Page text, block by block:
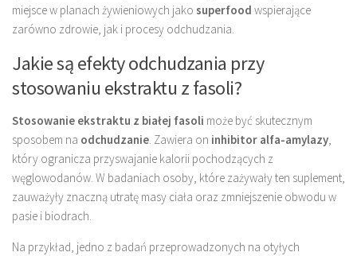
miejsce w planach żywieniowych jako superfood wspierające
zarówno zdrowie, jak i procesy odchudzania.
Jakie są efekty odchudzania przy
stosowaniu ekstraktu z fasoli?
Stosowanie ekstraktu z białej fasoli może być skutecznym
sposobem na odchudzanie. Zawiera on inhibitor alfa-amylazy,
który ogranicza przyswajanie kalorii pochodzących z
węglowodanów. W badaniach osoby, które zażywały ten suplement,
zauważyły znaczną utratę masy ciała oraz zmniejszenie obwodu w
pasie i biodrach.
Na przykład, jedno z badań przeprowadzonych na otyłych